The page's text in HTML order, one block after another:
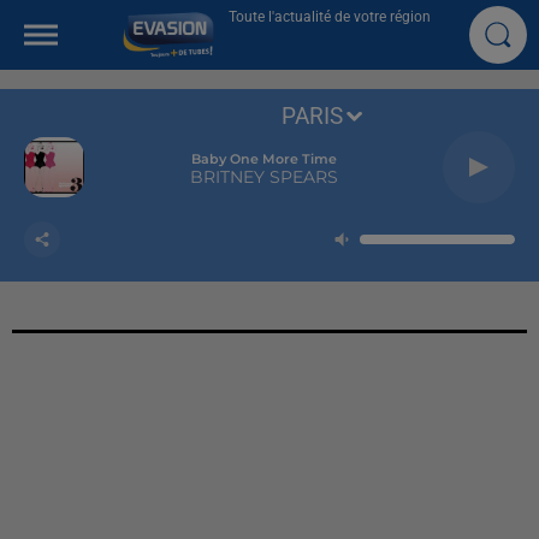
Toute l'actualité de votre région
Baby One More Time
BRITNEY SPEARS
PARIS